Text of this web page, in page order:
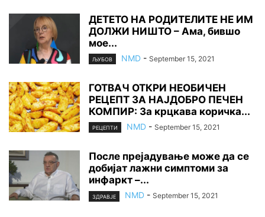
ДЕТЕТО НА РОДИТЕЛИТЕ НЕ ИМ
ДОЛЖИ НИШТО – Ама, бившо
мое...
ЉУБОВ NMD - September 15, 2021
ГОТВАЧ ОТКРИ НЕОБИЧЕН
РЕЦЕПТ ЗА НАЈДОБРО ПЕЧЕН
КОМПИР: За крцкава коричка...
РЕЦЕПТИ NMD - September 15, 2021
После прејадување може да се
добијат лажни симптоми за
инфаркт –...
ЗДРАВЈЕ NMD - September 15, 2021